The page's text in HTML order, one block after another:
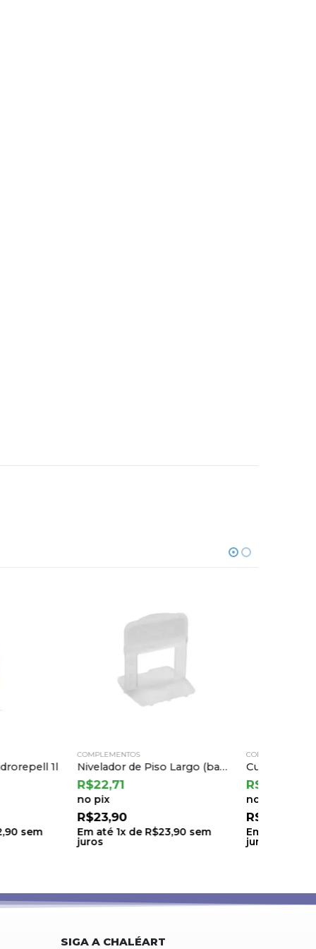
Nivelador de Piso Largo (base) 1,5mm Cortag (50 Un)
R$23,90
COMPLEMENTOS
Cunha Nivelador de Piso Slim Cortag (pct. C/100)
R$31,26
no pix
R$32,90
Em até1x deR$32,90
SIGA A CHALÉART